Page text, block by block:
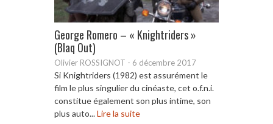
George Romero – « Knightriders »
(Blaq Out)
Olivier ROSSIGNOT - 6 décembre 2017
Si Knightriders (1982) est assurément le
film le plus singulier du cinéaste, cet o.f.n.i.
constitue également son plus intime, son
plus auto...Lire la suite